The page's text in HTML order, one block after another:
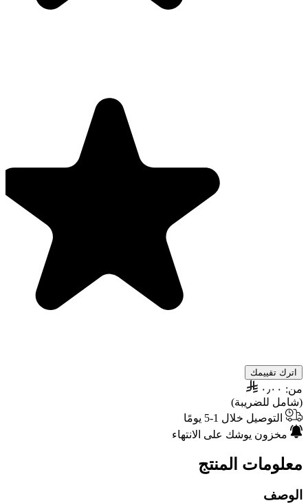
اترك تقييمك
من: ٠٫٠٠
(شامل للضريبة)
التوصيل خلال 1-5 يومًا
مخزون يوشك على الانتهاء
معلومات المنتج
الوصف